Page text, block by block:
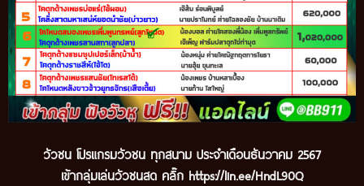
วัวชน โปรแกรมวัวชน ทุกสนาม ประจำเดือนธันวาคม 2567
เข้ากลุ่มเล่นวัวชนสด คลิ๊ก https://lin.ee/HndL90Q